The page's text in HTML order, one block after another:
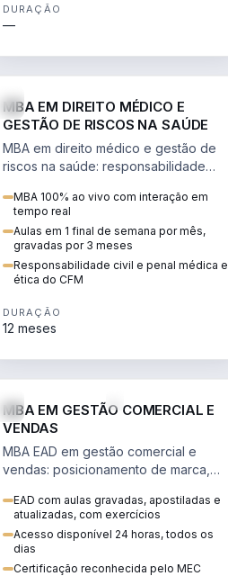
DURAÇÃO
—
MBA EM DIREITO MÉDICO E
GESTÃO DE RISCOS NA SAÚDE
MBA em direito médico e gestão de
riscos na saúde: responsabilidade
judicialização e planejamento
patrimonial.
MBA 100% ao vivo com interação em
tempo real
Aulas em 1 final de semana por mês,
gravadas por 3 meses
Responsabilidade civil e penal médica e
ética do CFM
DURAÇÃO
12 meses
MBA EM GESTÃO COMERCIAL E
VENDAS
MBA EAD em gestão comercial e
vendas: posicionamento de marca,
comportamento do consumidor na
era digital.
EAD com aulas gravadas, apostiladas e
atualizadas, com exercícios
Acesso disponível 24 horas, todos os
dias
Certificação reconhecida pelo MEC